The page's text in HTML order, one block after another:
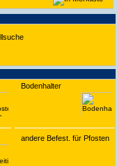
Bodenhalter
andere Befest. für Pfosten